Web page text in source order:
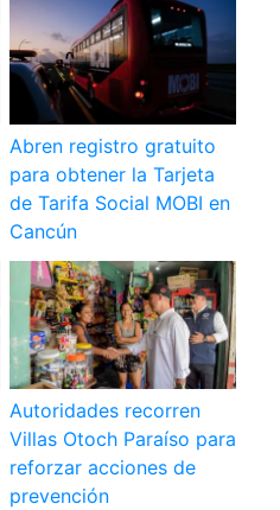
Abren registro gratuito
para obtener la Tarjeta
de Tarifa Social MOBI en
Cancún
Autoridades recorren
Villas Otoch Paraíso para
reforzar acciones de
prevención